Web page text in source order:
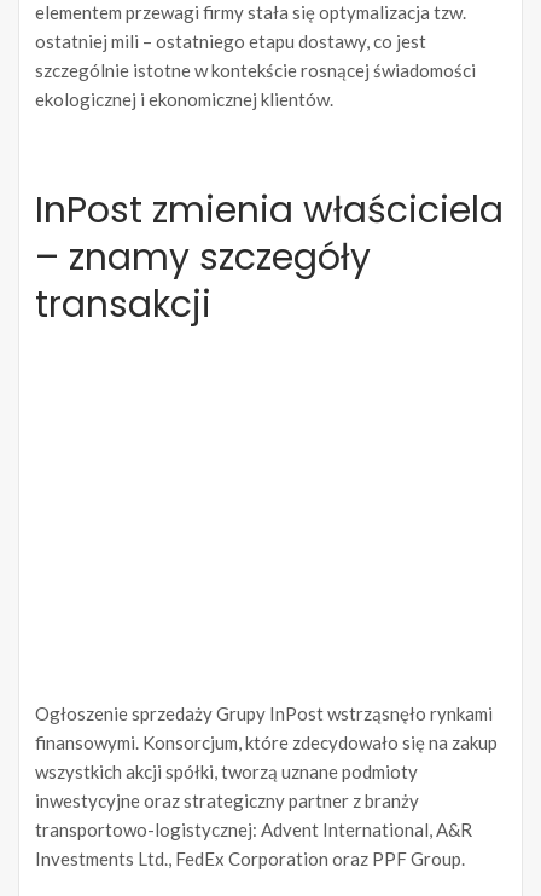
elementem przewagi firmy stała się optymalizacja tzw.
ostatniej mili – ostatniego etapu dostawy, co jest
szczególnie istotne w kontekście rosnącej świadomości
ekologicznej i ekonomicznej klientów.
InPost zmienia właściciela
– znamy szczegóły
transakcji
Ogłoszenie sprzedaży Grupy InPost wstrząsnęło rynkami
finansowymi. Konsorcjum, które zdecydowało się na zakup
wszystkich akcji spółki, tworzą uznane podmioty
inwestycyjne oraz strategiczny partner z branży
transportowo-logistycznej: Advent International, A&R
Investments Ltd., FedEx Corporation oraz PPF Group.